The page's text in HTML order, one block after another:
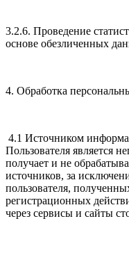
3.2.6. Проведение
основе обезличенных
4. Обработка
4.1 Источником
Пользователя является
получает и не
источников, за
пользователя,
регистрационных
через сервисы и сайты